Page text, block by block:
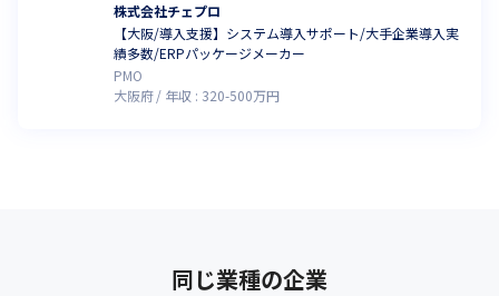
株式会社チェプロ
【大阪/導入支援】システム導入サポート/大手企業導入実
績多数/ERPパッケージメーカー
PMO
大阪府
年収 : 320-500万円
同じ業種の企業